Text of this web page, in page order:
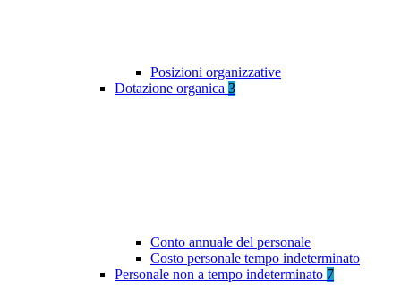
Posizioni organizzative
Dotazione organica 3
Conto annuale del personale
Costo personale tempo indeterminato
Personale non a tempo indeterminato 7